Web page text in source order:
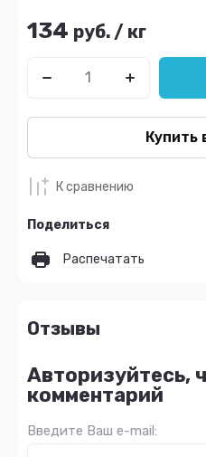
134 руб. / кг
Купить
К сравнению
Поделиться
Распечатать
Отзывы
Авторизуйтесь,
комментарий
Введите Ваш e-mail: